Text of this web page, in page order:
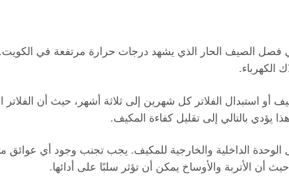
فصل الصيف الحار الذي يشهد درجات حرارة مرتفعة في
الكهرباء.
استبدال الفلاتر كل شهرين إلى ثلاثة أشهر، حيث أن
يؤدي بالتالي إلى تقليل كفاءة المكيف.
الداخلية والخارجية للمكيف. يجب تجنب وجود أي عوائق
أن الأتربة والأوساخ يمكن أن تؤثر سلبًا على أدائها.